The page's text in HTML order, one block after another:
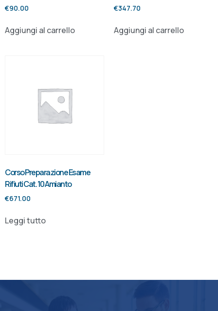
€90.00
Aggiungi al carrello
€347.70
Aggiungi al carrello
Corso Preparazione Esame
Rifiuti Cat. 10 Amianto
€671.00
Leggi tutto